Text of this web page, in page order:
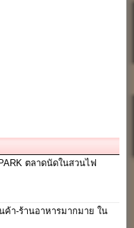
ตลาดนัดในสวนไฟ
า-ร้านอาหารมากมาย ใน